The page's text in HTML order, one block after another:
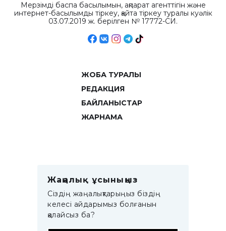
Мерзімді баспа басылымын, ақпарат агенттігін және
интернет-басылымды тіркеу, қайта тіркеу туралы куәлік
03.07.2019 ж. берілген № 17772-СИ.
ЖОБА ТУРАЛЫ
РЕДАКЦИЯ
БАЙЛАНЫСТАР
ЖАРНАМА
Жаңалық ұсыныңыз
Сіздің жаңалықтарыңыз біздің
келесі айдарымыз болғанын
қалайсыз ба?